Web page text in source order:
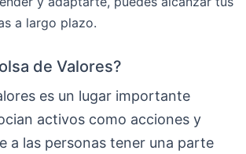
a largo plazo.
de Valores?
es un lugar importante
activos como acciones y
a las personas tener una parte